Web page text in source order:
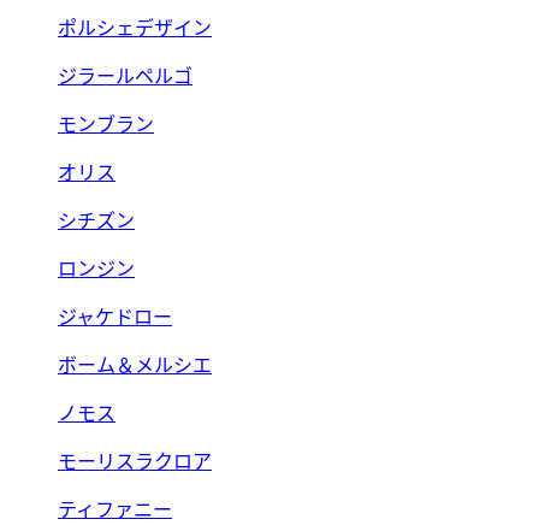
ポルシェデザイン
ジラールペルゴ
モンブラン
オリス
シチズン
ロンジン
ジャケドロー
ボーム＆メルシエ
ノモス
モーリスラクロア
ティファニー